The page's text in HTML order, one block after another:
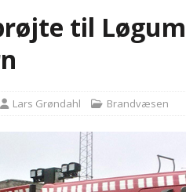
august 2026 ]
Ny treårig
2026 ]
at falde
BRANDVÆSEN
PRÆHOSPITAL
til
Lars Grøndahl Brandvæsen